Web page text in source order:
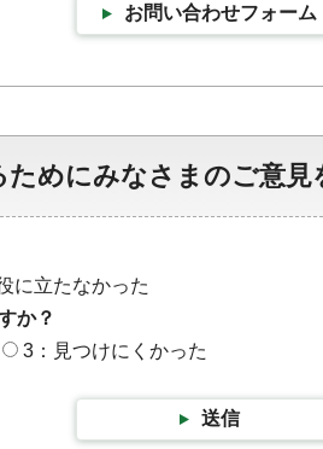
お問い合わせフォーム
めにみなさまのご意
に立たなかった
か？
3：見つけにくかった
送信